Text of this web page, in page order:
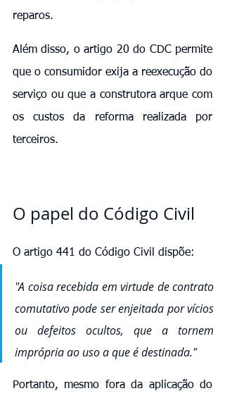
reparos.
Além disso, o artigo 20 do CDC permite
que o consumidor exija a reexecução do
serviço ou que a construtora arque com
os custos da reforma realizada por
terceiros.
O papel do Código Civil
O artigo 441 do Código Civil dispõe:
"A coisa recebida em virtude de contrato
comutativo pode ser enjeitada por vícios
ou defeitos ocultos, que a tornem
imprópria ao uso a que é destinada."
Portanto, mesmo fora da aplicação do